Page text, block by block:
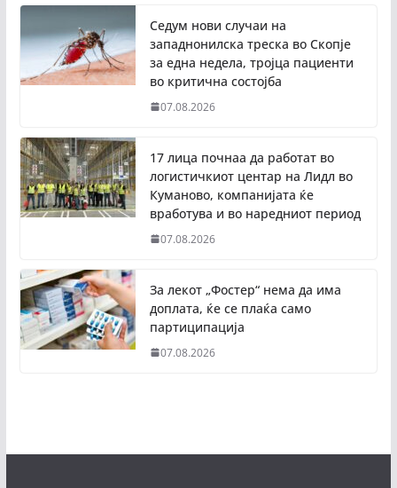
Седум нови случаи на
западнонилска треска во Скопје
за една недела, тројца пациенти
во критична состојба
07.08.2026
17 лица почнаа да работат во
логистичкиот центар на Лидл во
Куманово, компанијата ќе
вработува и во наредниот период
07.08.2026
За лекот „Фостер“ нема да има
доплата, ќе се плаќа само
партиципација
07.08.2026